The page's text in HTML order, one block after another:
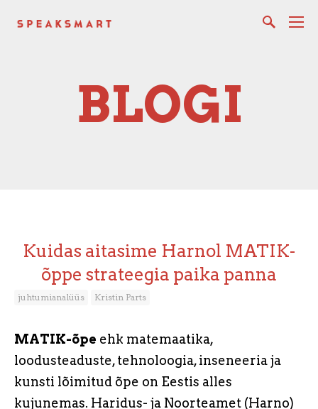
BLOGI
Kuidas aitasime Harnol MATIK-
õppe strateegia paika panna
juhtumianalüüs Kristin Parts
MATIK-õpe ehk matemaatika,
loodusteaduste, tehnoloogia, inseneeria ja
kunsti lõimitud õpe on Eestis alles
kujunemas. Haridus- ja Noorteamet (Harno)